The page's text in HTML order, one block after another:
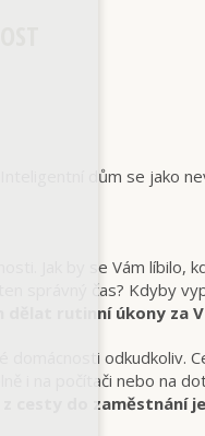
dům se jako
Jak by se Vám
správný čas? Kdyby
dělat rutinní úkony za
domácnosti odkudkoliv.
i na počítači nebo na
z cesty do